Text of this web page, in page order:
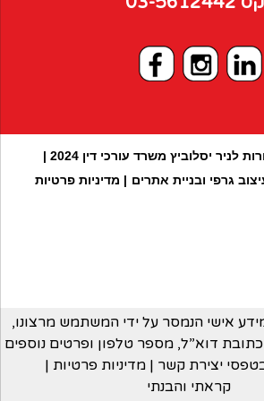
לניר יסלוביץ משרד עורכי דין 2024 |
גרפי ובניית אתרים | מדיניות פרטיות
אישי הנמסר על ידי המשתמש מרצונו,
דוא”ל, מספר טלפון ופרטים נוספים
יצירת קשר | מדיניות פרטיות |
קראתי והבנתי